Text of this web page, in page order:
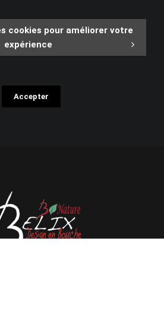
cookies pour améliorer votre
expérience
Accepter